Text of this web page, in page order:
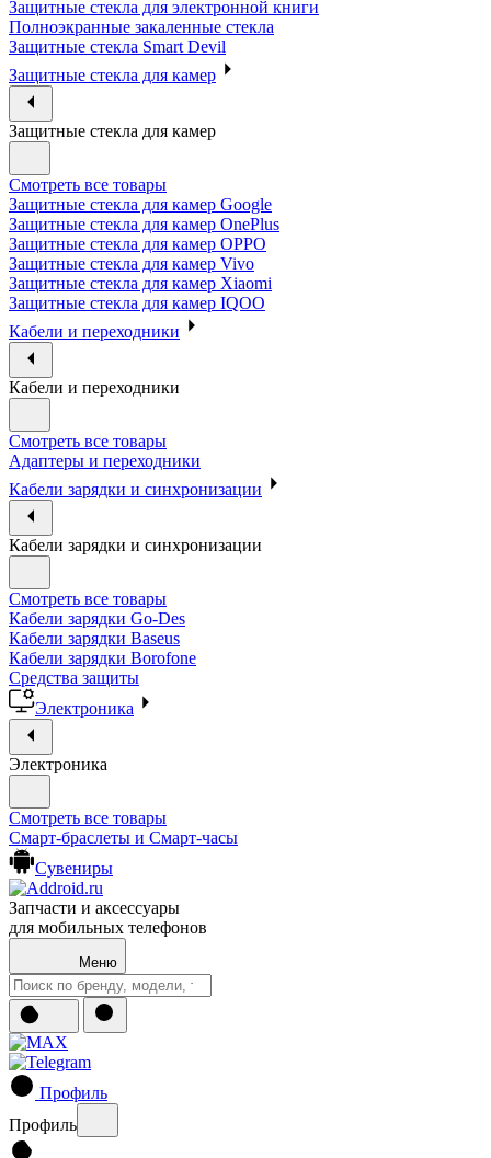
Защитные стекла для электронной книги
Полноэкранные закаленные стекла
Защитные стекла Smart Devil
Защитные стекла для камер
Защитные стекла для камер
Смотреть все товары
Защитные стекла для камер Google
Защитные стекла для камер OnePlus
Защитные стекла для камер OPPO
Защитные стекла для камер Vivo
Защитные стекла для камер Xiaomi
Защитные стекла для камер IQOO
Кабели и переходники
Кабели и переходники
Смотреть все товары
Адаптеры и переходники
Кабели зарядки и синхронизации
Кабели зарядки и синхронизации
Смотреть все товары
Кабели зарядки Go-Des
Кабели зарядки Baseus
Кабели зарядки Borofone
Средства защиты
Электроника
Электроника
Смотреть все товары
Смарт-браслеты и Смарт-часы
Сувениры
Запчасти и аксессуары
для мобильных телефонов
Меню
Профиль
Профиль